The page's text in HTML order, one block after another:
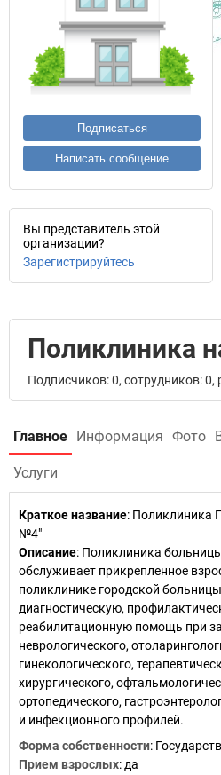
Подписаться
Написать сообщение
Вы представитель этой
организации?
Зарегистрируйтесь
Поликлиника
Подписчиков: 0, сотрудников: 0,
Главное Информация Фото
Услуги
Краткое название: Поликлиника
№4"
Описание: Поликлиника
обслуживает прикрепленное
поликлинике городской
диагностическую,
реабилитационную помощь при
неврологического,
гинекологического,
хирургического,
ортопедического,
и инфекционного профилей.
Форма собственности:
Прием взрослых: да